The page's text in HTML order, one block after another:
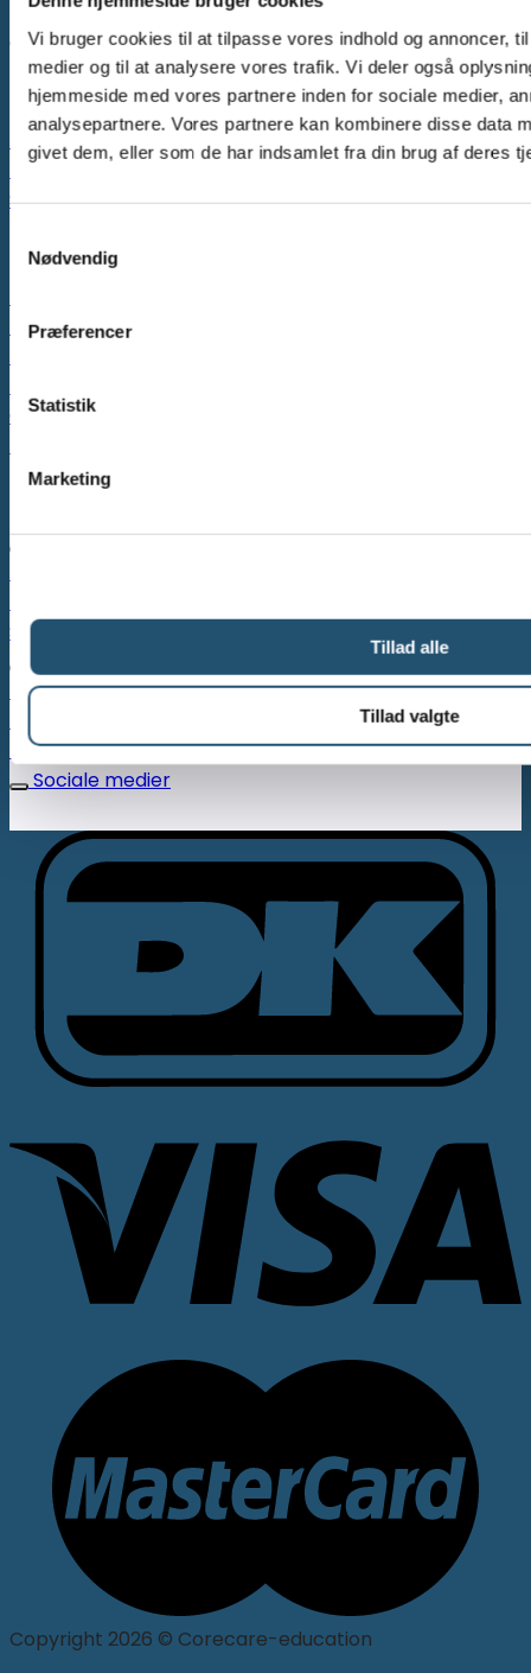
Vi bruger cookies til at tilpasse vores indhold og annoncer,
medier og til at analysere vores trafik. Vi deler også
hjemmeside med vores partnere inden for sociale medier,
analysepartnere. Vores partnere kan kombinere disse data
givet dem, eller som de har indsamlet fra din brug af deres
Nødvendig
Præferencer
Statistik
Marketing
Tillad alle
Tillad valgte
CVR: 40822976
Kurser & workshops
Manuel behandler
Pædagogisk personale
Sundhedsfagligt personale
Informationer & links
Nyhedsbrev
Cookiepolitik
Sociale medier
Kurser & Webinarer
Sundhedsfagligt personale
Handelsbetingelser
FAQ
Sociale medier
Copyright 2026 © Corecare-education